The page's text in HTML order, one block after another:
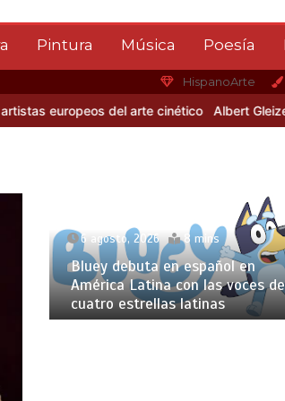
Pintura Música Poesía
HispanoArte
europeos del arte cinético Albert Gleizes:
6 agosto, 2026 8 mins
Bluey debuta en español en
América Latina con las voces de
cuatro estrellas latinas